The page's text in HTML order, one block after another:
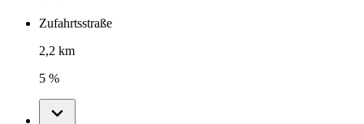
Zufahrtsstraße
2,2 km
5 %